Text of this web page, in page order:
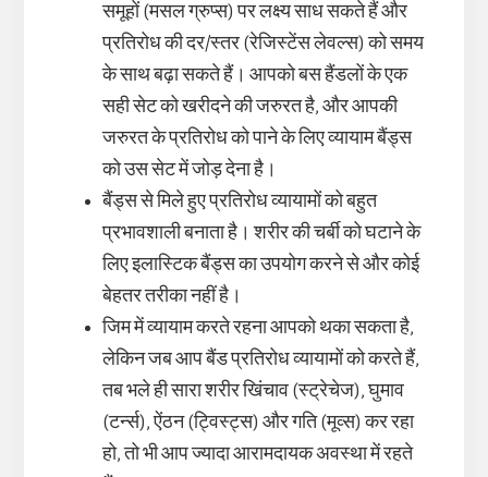
समूहों (मसल ग्रुप्स) पर लक्ष्य साध सकते हैं और
प्रतिरोध की दर/स्तर (रेजिस्टेंस लेवल्स) को समय
के साथ बढ़ा सकते हैं। आपको बस हैंडलों के एक
सही सेट को खरीदने की जरुरत है, और आपकी
जरुरत के प्रतिरोध को पाने के लिए व्यायाम बैंड्स
को उस सेट में जोड़ देना है।
बैंड्स से मिले हुए प्रतिरोध व्यायामों को बहुत
प्रभावशाली बनाता है। शरीर की चर्बी को घटाने के
लिए इलास्टिक बैंड्स का उपयोग करने से और कोई
बेहतर तरीका नहीं है।
जिम में व्यायाम करते रहना आपको थका सकता है,
लेकिन जब आप बैंड प्रतिरोध व्यायामों को करते हैं,
तब भले ही सारा शरीर खिंचाव (स्ट्रेचेज), घुमाव
(टर्न्स), ऐंठन (ट्विस्ट्स) और गति (मूव्स) कर रहा
हो, तो भी आप ज्यादा आरामदायक अवस्था में रहते